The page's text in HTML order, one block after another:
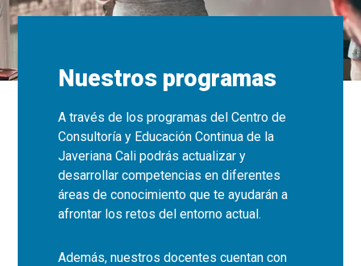
Nuestros programas
A través de los programas del Centro de
Consultoría y Educación Continua de la
Javeriana Cali podrás actualizar y
desarrollar competencias en diferentes
áreas de conocimiento que te ayudarán a
afrontar los retos del entorno actual.
Además, nuestros docentes cuentan con